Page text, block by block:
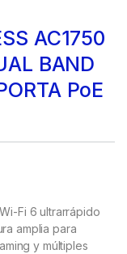
AC1750
BAND
PoE
Fi 6 ultrarrápido
amplia para
y múltiples